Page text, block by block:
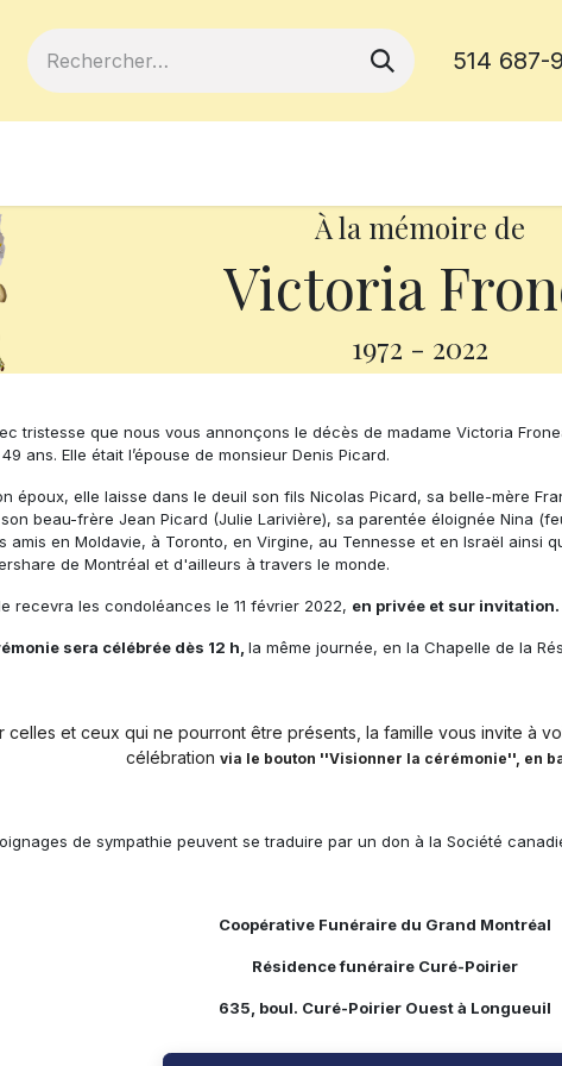
514 687-
À la mémoire de
Victoria
1972 - 2022
tristesse que nous vous annonçons le décès de madame Victoria
49 ans. Elle était l’épouse de monsieur Denis Picard.
époux, elle laisse dans le deuil son fils Nicolas Picard, sa belle-mère
beau-frère Jean Picard (Julie Larivière), sa parentée éloignée Nina
amis en Moldavie, à Toronto, en Virgine, au Tennesse et en Israël ainsi
de Montréal et d'ailleurs à travers le monde.
recevra les condoléances le 11 février 2022, en privée et sur invitation.
sera célébrée dès 12 h, la même journée, en la Chapelle de la
celles et ceux qui ne pourront être présents, la famille vous invite à
célébration via le bouton ''Visionner la cérémonie'', en
de sympathie peuvent se traduire par un don à la Société
Coopérative Funéraire du Grand Montréal
Résidence funéraire Curé-Poirier
635, boul. Curé-Poirier Ouest à Longueuil